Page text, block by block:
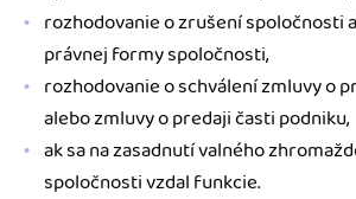
rozhodovanie o zrušení spoločnosti
právnej formy spoločnosti,
rozhodovanie o schválení zmluvy o
alebo zmluvy o predaji časti podniku,
ak sa na zasadnutí valného
spoločnosti vzdal funkcie.